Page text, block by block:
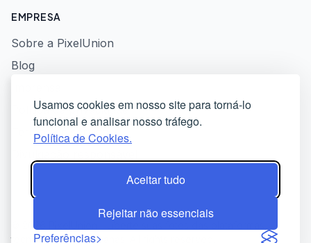
Usamos cookies em nosso site para torná-lo
funcional e analisar nosso tráfego.
Política de Cookies.
Aceitar tudo
Rejeitar não essenciais
Preferências
EMPRESA
Sobre a PixelUnion
Blog
Política de privacidade
Termos de serviço
© 2026 PixelUnion - Liberte suas fotos das plataformas
tecnológicas americanas. All rights reserved.